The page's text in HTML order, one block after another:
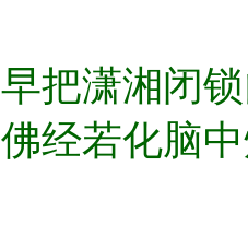
早把潇湘闭
佛经若化脑